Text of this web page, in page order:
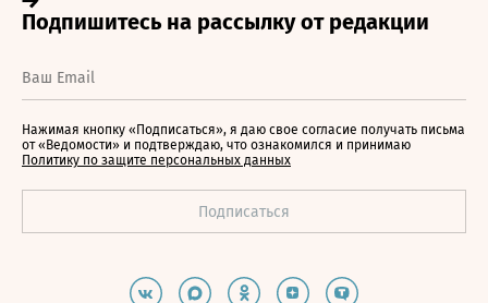
Нажимая кнопку «Подписаться», я даю свое согласие получать письма
от «Ведомости» и подтверждаю, что ознакомился и принимаю
Политику по защите персональных данных